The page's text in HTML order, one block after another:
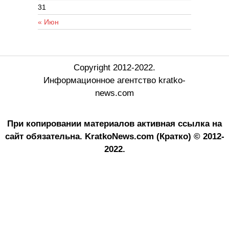
« Июн
31
Copyright 2012-2022.
Информационное агентство kratko-
news.com
При копировании материалов активная ссылка на
сайт обязательна. KratkoNews.com (Кратко) © 2012-
2022.